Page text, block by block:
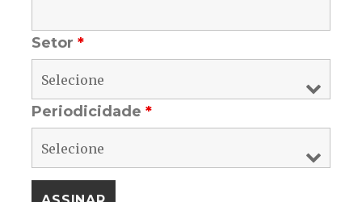
Setor*
Periodicidade*